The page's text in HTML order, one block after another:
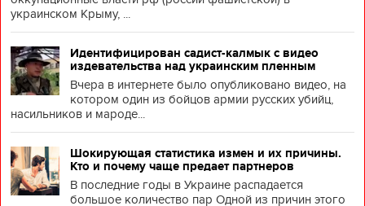
украинском Крыму, ...
Идентифицирован садист-калмык с видео
издевательства над украинским пленным
Вчера в интернете было опубликовано видео, на
котором один из бойцов армии русских убийц,
насильников и мароде...
Шокирующая статистика измен и их причины.
Кто и почему чаще предает партнеров
В последние годы в Украине распадается
большое количество пар Одной из причин этого